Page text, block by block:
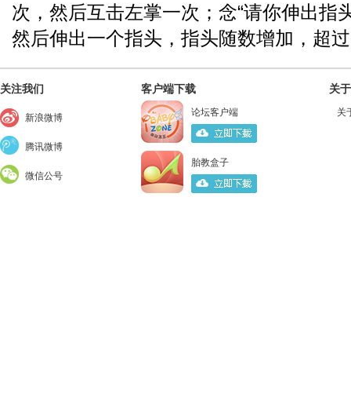
次，然后互击左掌一次；念“请你伸出指
然后伸出一个指头，指头随数增加，超
关注我们
新浪微博
腾讯微博
微信公号
客户端下载
论坛客户端
胎教盒子
关
关